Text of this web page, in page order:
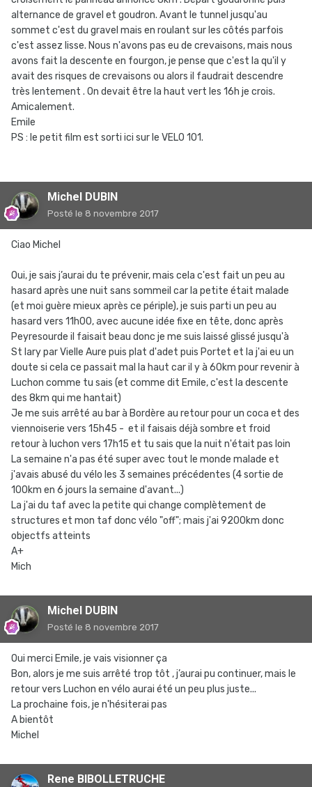
alternance de gravel et goudron. Avant le tunnel jusqu'au
sommet c'est du gravel mais en roulant sur les côtés parfois
c'est assez lisse. Nous n'avons pas eu de crevaisons, mais nous
avons fait la descente en fourgon, je pense que c'est la qu'il y
avait des risques de crevaisons ou alors il faudrait descendre
très lentement . On devait être la haut vert les 16h je crois.
Amicalement.
Emile
PS : le petit film est sorti ici sur le VELO 101.
Michel DUBIN
Posté le 8 novembre 2017
Ciao Michel
Oui, je sais j’aurai du te prévenir, mais cela c'est fait un peu au
hasard après une nuit sans sommeil car la petite était malade
(et moi guère mieux après ce périple), je suis parti un peu au
hasard vers 11h00, avec aucune idée fixe en tête, donc après
Peyresourde il faisait beau donc je me suis laissé glissé jusqu'à
St lary par Vielle Aure puis plat d'adet puis Portet et la j'ai eu un
doute si cela ce passait mal la haut car il y à 60km pour revenir à
Luchon comme tu sais (et comme dit Emile, c'est la descente
des 8km qui me hantait)
Je me suis arrêté au bar à Bordère au retour pour un coca et des
viennoiserie vers 15h45 - et il faisais déjà sombre et froid
retour à luchon vers 17h15 et tu sais que la nuit n'était pas loin
La semaine n'a pas été super avec tout le monde malade et
j'avais abusé du vélo les 3 semaines précédentes (4 sortie de
100km en 6 jours la semaine d'avant...)
La j'ai du taf avec la petite qui change complètement de
structures et mon taf donc vélo "off"; mais j'ai 9200km donc
objectfs atteints
A+
Mich
Michel DUBIN
Posté le 8 novembre 2017
Oui merci Emile, je vais visionner ça
Bon, alors je me suis arrêté trop tôt , j’aurai pu continuer, mais le
retour vers Luchon en vélo aurai été un peu plus juste...
La prochaine fois, je n'hésiterai pas
A bientôt
Michel
Rene BIBOLLETRUCHE